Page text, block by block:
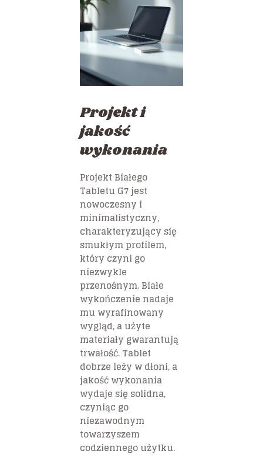
Projekt i
jakość
wykonania
Projekt Białego
Tabletu G7 jest
nowoczesny i
minimalistyczny,
charakteryzujący się
smukłym profilem,
który czyni go
niezwykle
przenośnym. Białe
wykończenie nadaje
mu wyrafinowany
wygląd, a użyte
materiały gwarantują
trwałość. Tablet
dobrze leży w dłoni, a
jakość wykonania
wydaje się solidna,
czyniąc go
niezawodnym
towarzyszem
codziennego użytku.